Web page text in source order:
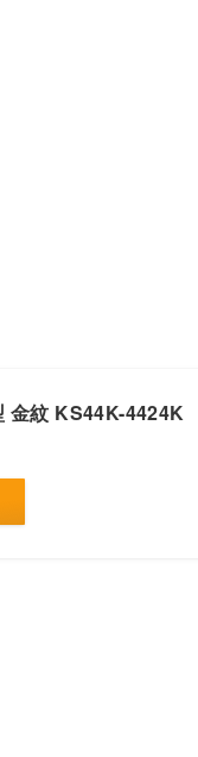
金紋 KS44K-4424K